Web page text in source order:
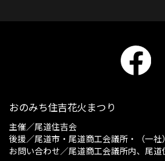
おのみち住吉花火まつり
主催／尾道住吉会
後援／尾道市・尾道商工会議所・（一社
お問い合わせ／尾道商工会議所内、尾